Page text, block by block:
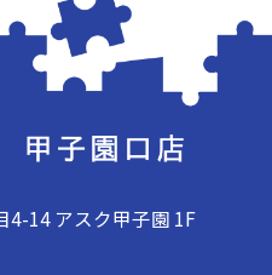
4-14 アスク甲子園 1F